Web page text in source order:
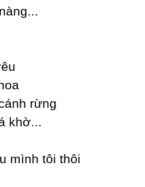
rừng
khờ...
mình tôi thôi